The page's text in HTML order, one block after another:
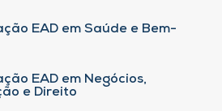
EAD em Saúde e Bem-
EAD em Negócios,
e Direito